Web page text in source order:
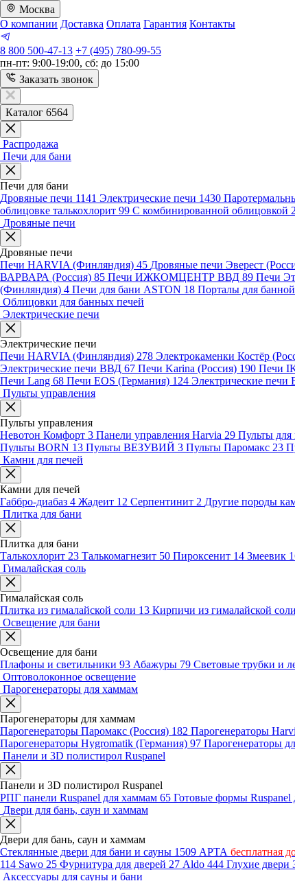
Москва
О компании Доставка Оплата Гарантия Контакты
8 800 500-47-13 +7 (495) 780-99-55
пн-пт: 9:00-19:00, сб: до 15:00
Заказать звонок
Каталог 6564
Распродажа
Печи для бани
Печи для бани
Дровяные печи 1141 Электрические печи 1430
облицовке талькохлорит 99 С комбинированной облицовкой
Дровяные печи
Дровяные печи
Печи HARVIA (Финляндия) 45 Дровяные печи Эверест
ВАРВАРА (Россия) 85 Печи ИЖКОМЦЕНТР ВВД 89 Печи
(Финляндия) 4 Печи для бани ASTON 18 Порталы для
Облицовки для банных печей
Электрические печи
Электрические печи
Печи HARVIA (Финляндия) 278 Электрокаменки Костёр
Электрические печи ВВД 67 Печи Karina (Россия) 190 Печи
Печи Lang 68 Печи EOS (Германия) 124 Электрические
Пульты управления
Пульты управления
Невотон Комфорт 3 Панели управления Harvia 29 Пульты для
Пульты BORN 13 Пульты ВЕЗУВИЙ 3 Пульты Паромакс 23
Камни для печей
Камни для печей
Габбро-диабаз 4 Жадеит 12 Серпентинит 2 Другие породы
Плитка для бани
Плитка для бани
Талькохлорит 23 Талькомагнезит 50 Пироксенит 14 Змеевик
Гималайская соль
Гималайская соль
Плитка из гималайской соли 13 Кирпичи из гималайской соли
Освещение для бани
Освещение для бани
Плафоны и светильники 93 Абажуры 79 Световые трубки и
Оптоволоконное освещение
Парогенераторы для хаммам
Парогенераторы для хаммам
Парогенераторы Паромакс (Россия) 182 Парогенераторы
Парогенераторы Hygromatik (Германия) 97 Парогенераторы
Панели и 3D полистирол Ruspanel
Панели и 3D полистирол Ruspanel
РПГ панели Ruspanel для хаммам 65 Готовые формы Ruspanel
Двери для бань, саун и хаммам
Двери для бань, саун и хаммам
Стеклянные двери для бани и сауны 1509 АРТА бесплатная
114 Sawo 25 Фурнитура для дверей 27 Aldo 444 Глухие двери
Аксессуары для сауны и бани